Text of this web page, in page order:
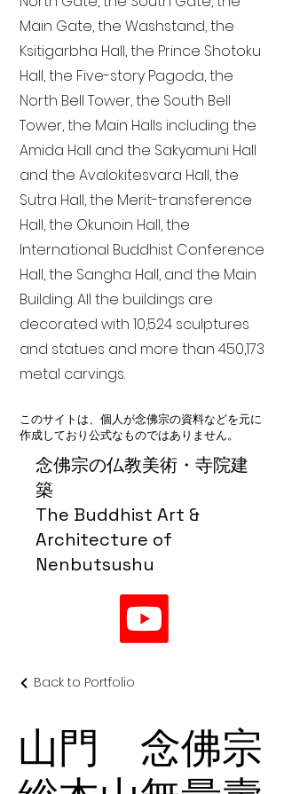
念佛宗の仏教美術・寺院建
築
The Buddhist Art &
Architecture of
Nenbutsushu
Main Gate, the Washstand, the
Ksitigarbha Hall, the Prince Shotoku
Hall, the Five-story Pagoda, the
North Bell Tower, the South Bell
Tower, the Main Halls including the
Amida Hall and the Sakyamuni Hall
and the Avalokitesvara Hall, the
Sutra Hall, the Merit-transference
Hall, the Okunoin Hall, the
International Buddhist Conference
Hall, the Sangha Hall, and the Main
Building. All the buildings are
decorated with 10,524 sculptures
and statues and more than 450,173
metal carvings.
このサイトは、個人が念佛宗の資料などを元に
作成しており公式なものではありません。
Back to Portfolio
山門 念佛宗